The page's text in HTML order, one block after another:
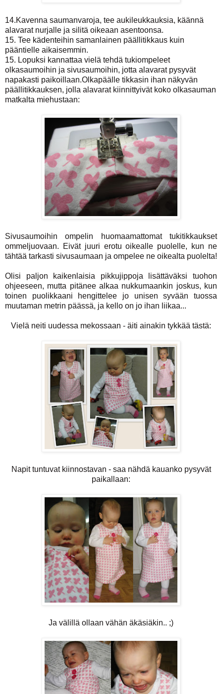
14.Kavenna saumanvaroja, tee aukileukkauksia, käännä
alavarat nurjalle ja silitä oikeaan asentoonsa.
15. Tee kädenteihin samanlainen päällitikkaus kuin
pääntielle aikaisemmin.
15. Lopuksi kannattaa vielä tehdä tukiompeleet
olkasaumoihin ja sivusaumoihin, jotta alavarat pysyvät
napakasti paikoillaan.Olkapäälle tikkasin ihan näkyvän
päällitikkauksen, jolla alavarat kiinnittyivät koko olkasauman
matkalta miehustaan:
Sivusaumoihin ompelin huomaamattomat tukitikkaukset
ommeljuovaan. Eivät juuri erotu oikealle puolelle, kun ne
tähtää tarkasti sivusaumaan ja ompelee ne oikealta puolelta!
Olisi paljon kaikenlaisia pikkujippoja lisättäväksi tuohon
ohjeeseen, mutta pitänee alkaa nukkumaankin joskus, kun
toinen puolikkaani hengittelee jo unisen syvään tuossa
muutaman metrin päässä, ja kello on jo ihan liikaa...
Vielä neiti uudessa mekossaan - äiti ainakin tykkää tästä:
Napit tuntuvat kiinnostavan - saa nähdä kauanko pysyvät
paikallaan:
Ja välillä ollaan vähän äkäsiäkin.. ;)